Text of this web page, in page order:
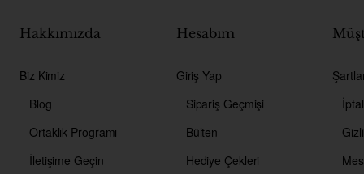
Hakkımızda
Biz Kimiz
Blog
Ortaklık Programı
İletişime Geçin
Hesabım
Giriş Yap
Sipariş Geçmişi
Bülten
Hediye Çekleri